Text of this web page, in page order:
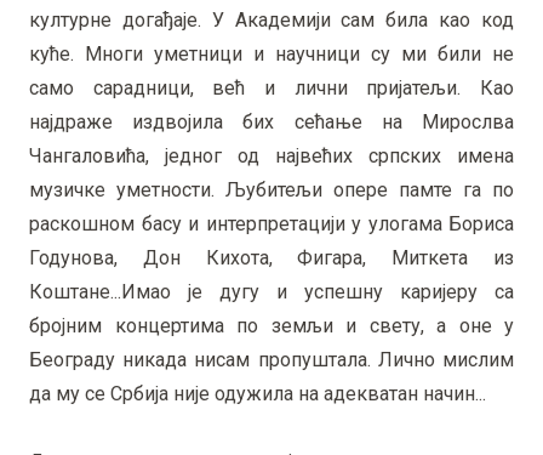
културне догађаје. У Академији сам била као код
куће. Многи уметници и научници су ми били не
само сарадници, већ и лични пријатељи. Као
најдраже издвојила бих сећање на Мирослва
Чангаловића, једног од највећих српских имена
музичке уметности. Љубитељи опере памте га по
раскошном басу и интерпретацији у улогама Бориса
Годунова, Дон Кихота, Фигара, Миткета из
Коштане...Имао је дугу и успешну каријеру са
бројним концертима по земљи и свету, а оне у
Београду никада нисам пропуштала. Лично мислим
да му се Србија није одужила на адекватан начин...